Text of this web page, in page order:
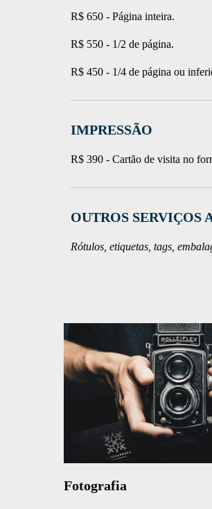
R$ 650 - Página inteira.
R$ 550 - 1/2 de página.
R$ 450 - 1/4 de página ou
IMPRESSÃO
R$ 390 - Cartão de visita no f
OUTROS SERVIÇOS
Rótulos, etiquetas, tags,
Fotografia